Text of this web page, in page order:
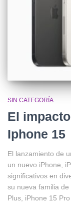
SIN CATEGORÍA
El
Iphone 15
El lanzamiento de
un nuevo iPhone,
significativos en
su nueva familia
Plus, iPhone 15